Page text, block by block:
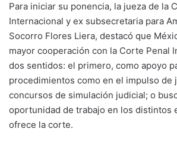
Para iniciar su ponencia, la jueza de la
Internacional y ex subsecretaria para
Socorro Flores Liera, destacó que
mayor cooperación con la Corte Penal
dos sentidos: el primero, como apoyo
procedimientos como en el impulso de
concursos de simulación judicial; o
oportunidad de trabajo en los distintos
ofrece la corte.